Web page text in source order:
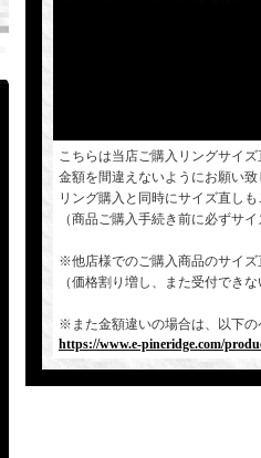
こちらは当店ご購入リングサイ
金額を間違えないようにお願い致
リング購入と同時にサイズ直し
（商品ご購入手続き前に必ずサ
※他店様でのご購入商品のサイ
（価格割り増し、また受付でき
※また金額違いの場合は、以下
https://www.e-pineridge.com/